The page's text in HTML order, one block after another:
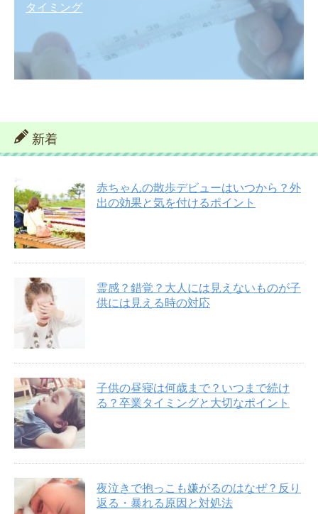
タイミング
新着
赤ちゃんの散歩デビューはいつから？外
出の効果と気を付けるポイント
霊感？錯覚？大人には見えないものが子
供には見える時の対応
子供の昼寝は何歳まで？いつまで続け
る？卒業タイミングと大切なポイント
夜泣きで抱っこも嫌がるのはなぜ？反り
返る・暴れる原因と対処法